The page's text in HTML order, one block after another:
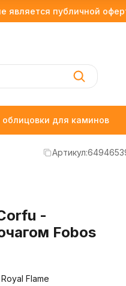
публичной
для каминов
Артикул:
-
Fobos
Royal Flame